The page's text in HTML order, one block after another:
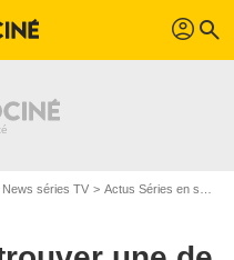
profil search
News séries TV Actus Séries en streaming